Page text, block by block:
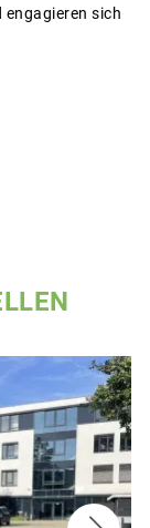
sich